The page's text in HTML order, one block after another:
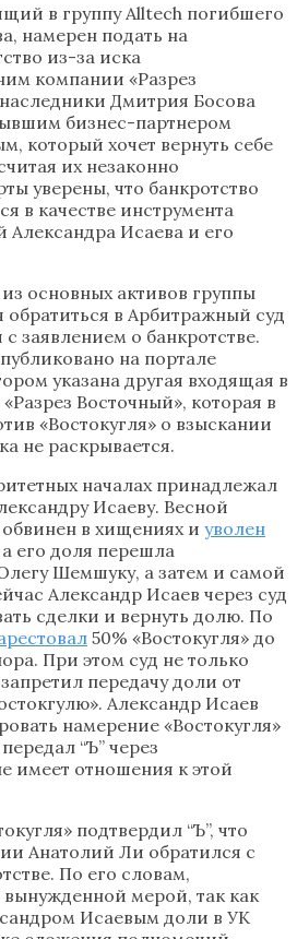
в группу Alltech погибшего
намерен подать на
из-за иска
компании «Разрез
Дмитрия Босова
бизнес-партнером
который хочет вернуть себе
их незаконно
уверены, что банкротство
в качестве инструмента
Александра Исаева и его
основных активов группы
обратиться в Арбитражный суд
заявлением о банкротстве.
на портале
указана другая входящая в
Восточный», которая в
«Востокугля» о взыскании
не раскрывается.
началах принадлежал
Исаеву. Весной
в хищениях и уволен
его доля перешла
Шемшуку, а затем и самой
Александр Исаев через суд
сделки и вернуть долю. По
50% «Востокугля» до
При этом суд не только
передачу доли от
Александр Исаев
намерение «Востокугля»
“Ъ” через
имеет отношения к этой
подтвердил “Ъ”, что
Анатолий Ли обратился с
По его словам,
мерой, так как
Исаевым доли в УК